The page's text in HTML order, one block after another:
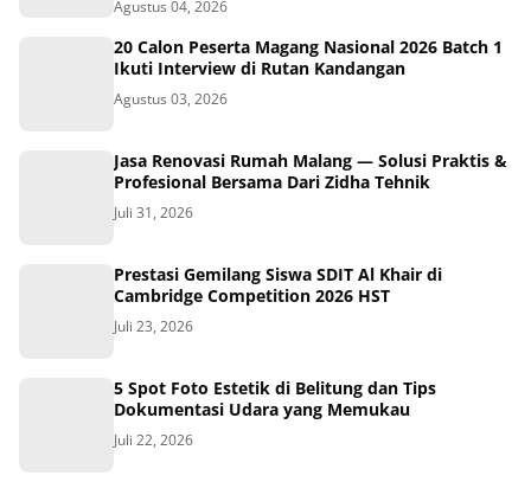
Agustus 04, 2026
20 Calon Peserta Magang Nasional 2026 Batch 1
Ikuti Interview di Rutan Kandangan
Agustus 03, 2026
Jasa Renovasi Rumah Malang — Solusi Praktis &
Profesional Bersama Dari Zidha Tehnik
Juli 31, 2026
Prestasi Gemilang Siswa SDIT Al Khair di
Cambridge Competition 2026 HST
Juli 23, 2026
5 Spot Foto Estetik di Belitung dan Tips
Dokumentasi Udara yang Memukau
Juli 22, 2026